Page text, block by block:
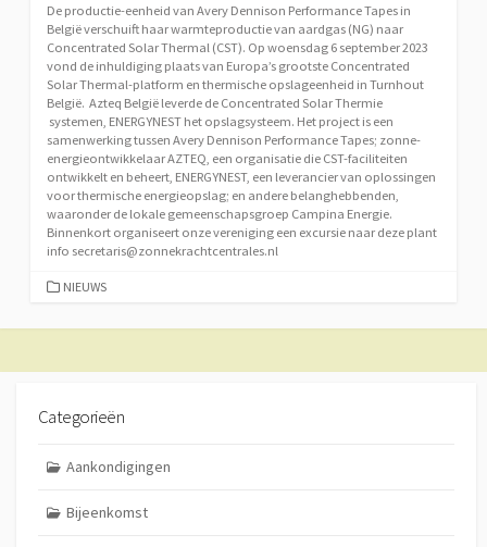
De productie-eenheid van Avery Dennison Performance Tapes in
België verschuift haar warmteproductie van aardgas (NG) naar
Concentrated Solar Thermal (CST). Op woensdag 6 september 2023
vond de inhuldiging plaats van Europa’s grootste Concentrated
Solar Thermal-platform en thermische opslageenheid in Turnhout
België. Azteq België leverde de Concentrated Solar Thermie
systemen, ENERGYNEST het opslagsysteem. Het project is een
samenwerking tussen Avery Dennison Performance Tapes; zonne-
energieontwikkelaar AZTEQ, een organisatie die CST-faciliteiten
ontwikkelt en beheert, ENERGYNEST, een leverancier van oplossingen
voor thermische energieopslag; en andere belanghebbenden,
waaronder de lokale gemeenschapsgroep Campina Energie.
Binnenkort organiseert onze vereniging een excursie naar deze plant
info secretaris@zonnekrachtcentrales.nl
CATEGORIEËN
NIEUWS
Categorieën
Aankondigingen
Bijeenkomst